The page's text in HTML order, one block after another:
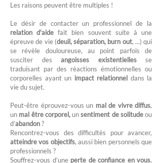
Les raisons peuvent être multiples !
Le désir de contacter un professionnel de la
relation d'aide fait bien souvent suite à une
épreuve de vie (deuil, séparation, burn out, ...) qui
se révèle douloureuse, au point parfois de
susciter des angoisses existentiellesse
traduisant par des réactions émotionnelles ou
corporelles ayant un impact relationnel dans la
vie du sujet.
Peut-être éprouvez-vous un mal de vivre diffus,
un mal être corporel,unsentiment de solitudeou
d’abandon?
Rencontrez-vous des difficultés pour avancer,
atteindre vos objectifs, aussi bien personnels que
professionnels ?
Souffrez-vous d’une perte de confiance en vous,